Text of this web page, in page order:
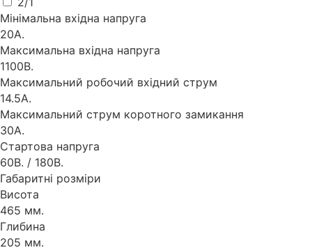
Мінімальна вхідна напруга
20А.
Максимальна вхідна напруга
1100В.
Максимальний робочий вхідний струм
14.5А.
Максимальний струм коротного замикання
30А.
Стартова напруга
60В. / 180В.
Габаритні розміри
Висота
465 мм.
Глибина
205 мм.